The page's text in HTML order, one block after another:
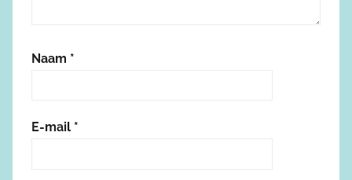
Naam *
E-mail *